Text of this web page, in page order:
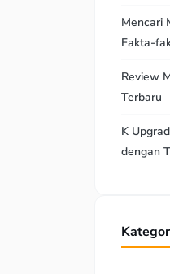
Mencari
Fakta-
Review
Terbaru
K
dengan